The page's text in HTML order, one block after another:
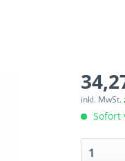
inkl. MwSt.
Sofort